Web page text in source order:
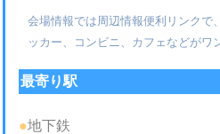
会場情報では周辺情報便利リンクで
ッカー、コンビニ、カフェなどがワ
最寄り駅
●地下鉄